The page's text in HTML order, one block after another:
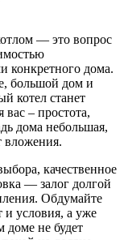
— это вопрос
конкретного дома.
большой дом и
котел станет
– простота,
дома небольшая,
вложения.
качественное
— залог долгой
Обдумайте
и условия, а уже
доме не будет